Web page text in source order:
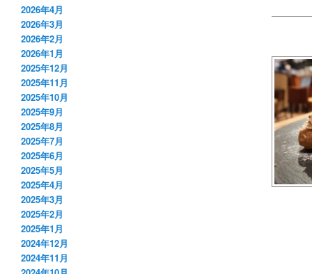
2026年4月
2026年3月
2026年2月
2026年1月
2025年12月
2025年11月
2025年10月
2025年9月
2025年8月
2025年7月
2025年6月
2025年5月
2025年4月
2025年3月
2025年2月
2025年1月
2024年12月
2024年11月